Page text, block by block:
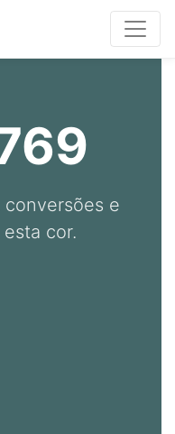
e
cor.